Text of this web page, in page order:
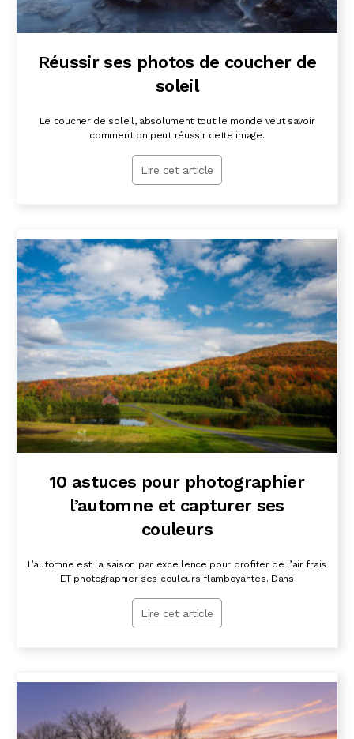
Réussir ses photos de coucher de
soleil
Le coucher de soleil, absolument tout le monde veut savoir
comment on peut réussir cette image.
Lire cet article
10 astuces pour photographier
l’automne et capturer ses
couleurs
L’automne est la saison par excellence pour profiter de l’air frais
ET photographier ses couleurs flamboyantes. Dans
Lire cet article